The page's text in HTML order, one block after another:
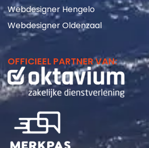
Webdesigner Hengelo
Webdesigner Oldenzaal
OFFICIEEL PARTNER VAN: